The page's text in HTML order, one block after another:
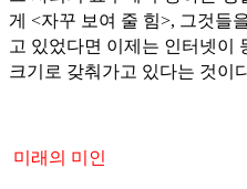
게 <자꾸 보여 줄 힘>, 그것들
고 있었다면 이제는 인터넷이
크기로 갖춰가고 있다는 것이
미래의 미인